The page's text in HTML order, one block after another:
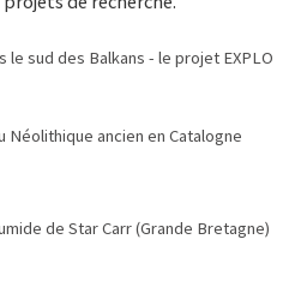
sud des Balkans - le projet EXPLO
ancien en Catalogne
de Star Carr (Grande Bretagne)